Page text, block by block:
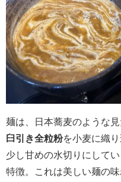
麺は、日本蕎麦のような見
臼引き全粒粉を小麦に織り
少し甘めの水切りにしてい
特徴。これは美しい麺の